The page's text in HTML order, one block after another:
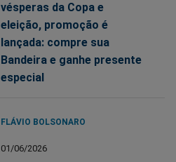
vésperas da Copa e
eleição, promoção é
lançada: compre sua
Bandeira e ganhe presente
especial
FLÁVIO BOLSONARO
01/06/2026